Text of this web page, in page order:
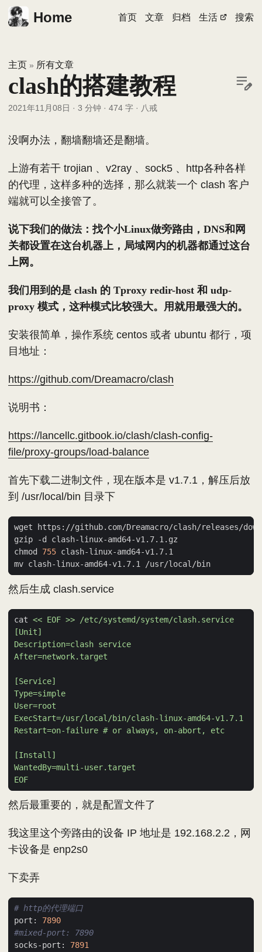
Home 首页 文章 归档 生活 搜索
主页 » 所有文章
clash的搭建教程
2021年11月08日 · 3 分钟 · 474 字 · 八戒
没啊办法，翻墙翻墙还是翻墙。
上游有若干 trojian 、v2ray 、sock5 、http各种各样
的代理，这样多种的选择，那么就装一个 clash 客户
端就可以全接管了。
说下我们的做法：找个小Linux做旁路由，DNS和网
关都设置在这台机器上，局域网内的机器都通过这台
上网。
我们用到的是 clash 的 Tproxy redir-host 和 udp-
proxy 模式，这种模式比较强大。用就用最强大的。
安装很简单，操作系统 centos 或者 ubuntu 都行，项
目地址：
https://github.com/Dreamacro/clash
说明书：
https://lancellc.gitbook.io/clash/clash-config-
file/proxy-groups/load-balance
首先下载二进制文件，现在版本是 v1.7.1，解压后放
到 /usr/local/bin 目录下
chmod 755
然后生成 clash.service
cat
EOF
然后最重要的，就是配置文件了
我这里这个旁路由的设备 IP 地址是 192.168.2.2，网
卡设备是 enp2s0
下卖弄
# http的代理端口
port: 7890
#mixed-port: 7890
socks-port: 7891